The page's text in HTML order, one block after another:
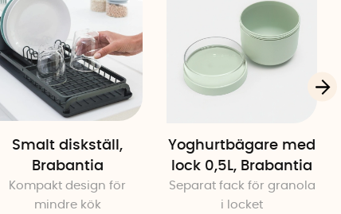
Smalt diskställ,
Brabantia
Kompakt design för
mindre kök
Yoghurtbägare med
lock 0,5L, Brabantia
Separat fack för granola
i locket